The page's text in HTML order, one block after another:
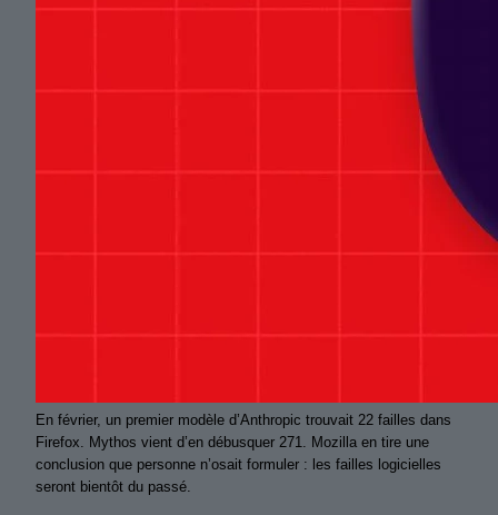
En février, un premier modèle d’Anthropic trouvait 22 failles dans
Firefox. Mythos vient d’en débusquer 271. Mozilla en tire une
conclusion que personne n’osait formuler : les failles logicielles
seront bientôt du passé.